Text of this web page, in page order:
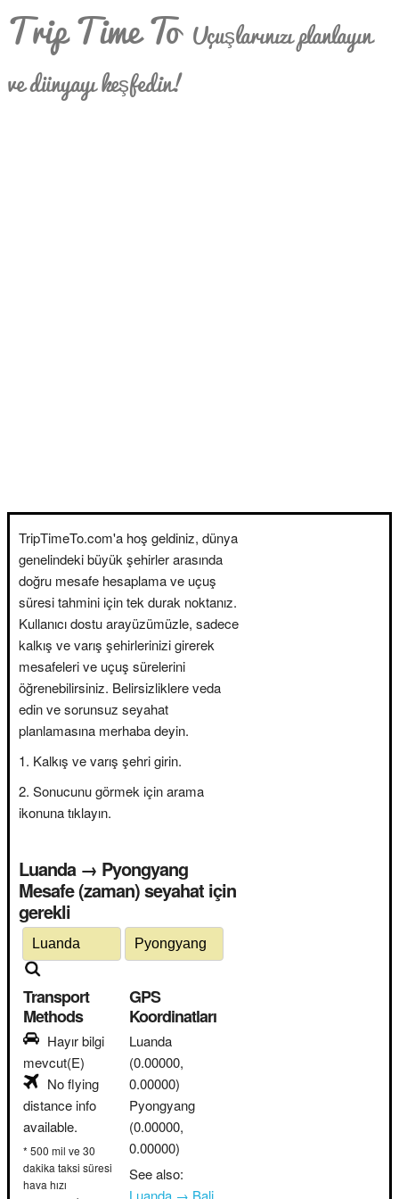
Trip Time To Uçuşlarınızı planlayın
ve dünyayı keşfedin!
TripTimeTo.com'a hoş geldiniz, dünya
genelindeki büyük şehirler arasında
doğru mesafe hesaplama ve uçuş
süresi tahmini için tek durak noktanız.
Kullanıcı dostu arayüzümüzle, sadece
kalkış ve varış şehirlerinizi girerek
mesafeleri ve uçuş sürelerini
öğrenebilirsiniz. Belirsizliklere veda
edin ve sorunsuz seyahat
planlamasına merhaba deyin.
Kalkış ve varış şehri girin.
Sonucunu görmek için arama
ikonuna tıklayın.
Luanda → Pyongyang
Mesafe (zaman) seyahat için
gerekli
Transport
Methods
Hayır bilgi
mevcut(E)
No flying
distance info
available.
* 500 mil ve 30
dakika taksi süresi
hava hızı
GPS
Koordinatları
Luanda
(0.00000,
0.00000)
Pyongyang
(0.00000,
0.00000)
See also:
Luanda → Bali